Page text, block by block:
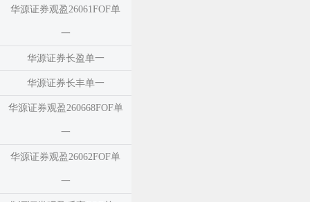
华源证券观盈26061FOF单
一
华源证券长盈单一
华源证券长丰单一
华源证券观盈260668FOF单
一
华源证券观盈26062FOF单
一